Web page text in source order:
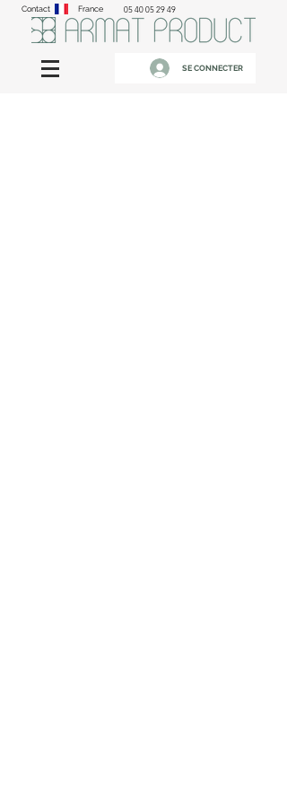
Contact France 05 40 05 29 49
SE CONNECTER